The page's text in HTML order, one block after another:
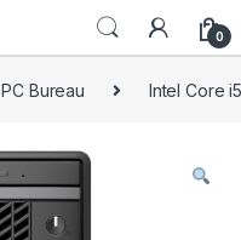
0
PC Bureau Intel Core